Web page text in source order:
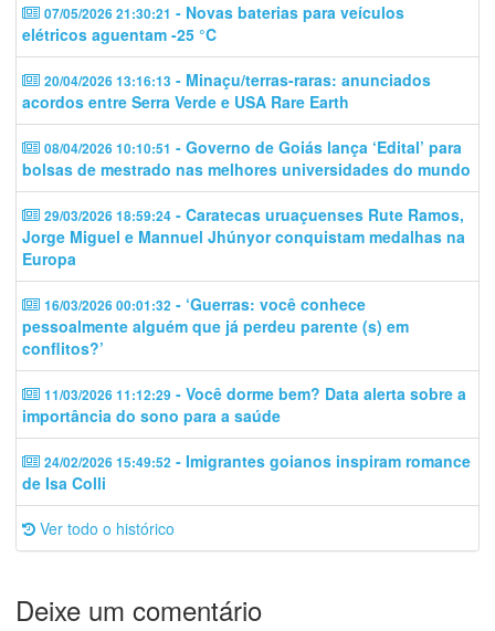
07/05/2026 21:30:21 - Novas baterias para veículos
elétricos aguentam -25 °C
20/04/2026 13:16:13 - Minaçu/terras-raras: anunciados
acordos entre Serra Verde e USA Rare Earth
08/04/2026 10:10:51 - Governo de Goiás lança ‘Edital’ para
bolsas de mestrado nas melhores universidades do mundo
29/03/2026 18:59:24 - Caratecas uruaçuenses Rute Ramos,
Jorge Miguel e Mannuel Jhúnyor conquistam medalhas na
Europa
16/03/2026 00:01:32 - ‘Guerras: você conhece
pessoalmente alguém que já perdeu parente (s) em
conflitos?’
11/03/2026 11:12:29 - Você dorme bem? Data alerta sobre a
importância do sono para a saúde
24/02/2026 15:49:52 - Imigrantes goianos inspiram romance
de Isa Colli
Ver todo o histórico
Deixe um comentário